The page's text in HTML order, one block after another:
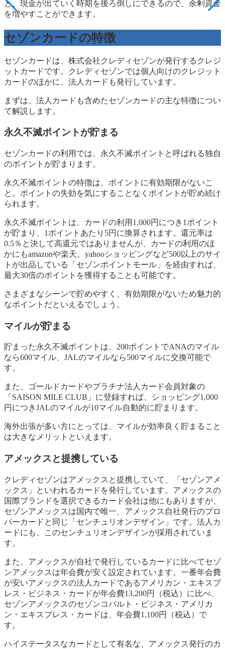
と、現金が出ていく時期を後ろ倒しにできるので、余剰資金
を増やすことができます。
セゾンカードの特徴
セゾンカードは、株式会社クレディセゾンが発行するクレジ
ットカードです。クレディセゾンでは個人向けのクレジット
カードのほかに、法人カードも発行しています。
まずは、法人カードも含めたセゾンカードの主な特徴につい
て解説します。
永久不滅ポイントが貯まる
セゾンカードの利用では、永久不滅ポイントと呼ばれる独自
のポイントが貯まります。
永久不滅ポイントの特徴は、ポイントに有効期限がないこ
と。ポイントの失効を気にすることなくポイントが貯め続け
られます。
永久不滅ポイントは、カードの利用1,000円につき1ポイント
が貯まり、1ポイントあたり5円に換算されます。還元率は
0.5％と決して高還元ではありませんが、カードの利用のほ
かにもamazonや楽天、yahooショッピングなど500以上のサイ
トが出品している「セゾンポイントモール」を経由すれば、
最大30倍のポイントを獲得することも可能です。
さまざまなシーンで貯めやすく、有効期限がないため魅力的
なポイントだといえるでしょう。
マイルが貯まる
貯まった永久不滅ポイントは、200ポイントでANAのマイル
なら600マイル、JALのマイルなら500マイルに交換可能で
す。
また、ゴールドカードやプラチナ法人カード会員対象の
「SAISON MILE CLUB」に登録すれば、ショッピング1,000
円につきJALのマイルが10マイル自動的に貯まります。
海外出張が多い方にとっては、マイルが効率良く貯まること
は大きなメリットといえます。
アメックスと提携している
クレディセゾンはアメックスと提携していて、「セゾンアメ
ックス」といわれるカードを発行しています。アメックスの
国際ブランドを選択できるカード会社は他にもありますが、
セゾンアメックスは国内で唯一、アメックス自社発行のプロ
パーカードと同じ「センチュリオンデザイン」です。法人カ
ードにも、このセンチュリオンデザインが採用されていま
す。
また、アメックスが自社で発行しているカードに比べてセゾ
ンアメックスは年会費が安く設定されています。一番年会費
が安いアメックスの法人カードであるアメリカン・エキスプ
レス・ビジネス・カードが年会費13,200円（税込）に比べ、
セゾンアメックスのセゾンコバルト・ビジネス・アメリカ
ン・エキスプレス・カードは、年会費1,100円（税込）で
す。
ハイステータスなカードとして有名な、アメックス発行のカ